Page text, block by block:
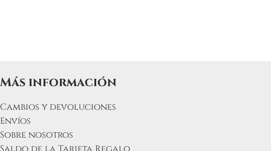
Más información
Cambios y devoluciones
Envíos
Sobre nosotros